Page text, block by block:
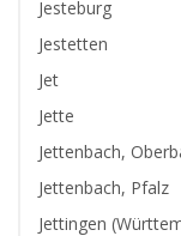
Jesteburg
Jestetten
Jet
Jette
Jettenbach,
Jettenbach, Pfalz
Jettingen